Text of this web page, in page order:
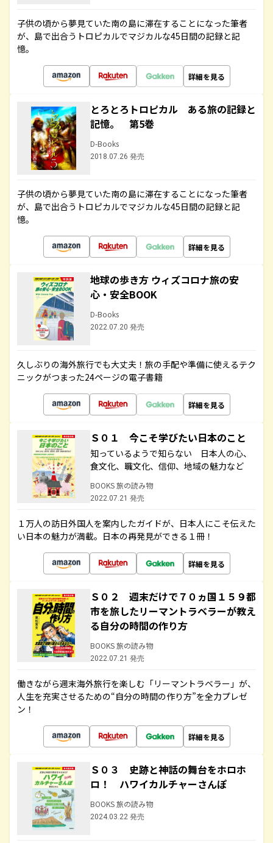
子供の頃から夢見ていた南の島に滞在することになった筆者
が、島で出合うトロピカルでマジカルな45日間の記録と記
憶。
詳細を見る
とろとろトロピカル ある旅の記録と
記憶。 第5巻
D-Books
2018.07.26 発売
子供の頃から夢見ていた南の島に滞在することになった筆者
が、島で出合うトロピカルでマジカルな45日間の記録と記
憶。
詳細を見る
地球の歩き方 ウィズコロナ旅の安
心・安全BOOK
D-Books
2022.07.20 発売
久しぶりの海外旅行でも大丈夫！旅の手配や準備に使えるテク
ニックがつまった24ページの電子書籍
詳細を見る
Ｓ０１ 今こそ学びたい日本のこと
知っているようで知らない 日本人の心、
食文化、職文化、信仰、地域の魅力など
BOOKS 旅の読み物
2022.07.21 発売
１万人の訪日外国人を案内したガイドが、日本人にこそ伝えた
い日本の魅力が満載。日本の再発見ができる１冊！
詳細を見る
Ｓ０２ 週末だけで７０ヵ国１５９都
市を旅したリーマントラベラーが教え
る自分の時間の作り方
BOOKS 旅の読み物
2022.07.21 発売
働きながら週末海外旅行を楽しむ「リーマントラベラー」が、
人生を充実させるための“自分の時間の作り方”を全力プレゼ
ン！
詳細を見る
Ｓ０３ 史跡と神話の舞台をホロホ
ロ！ ハワイカルチャーさんぽ
BOOKS 旅の読み物
2024.03.22 発売